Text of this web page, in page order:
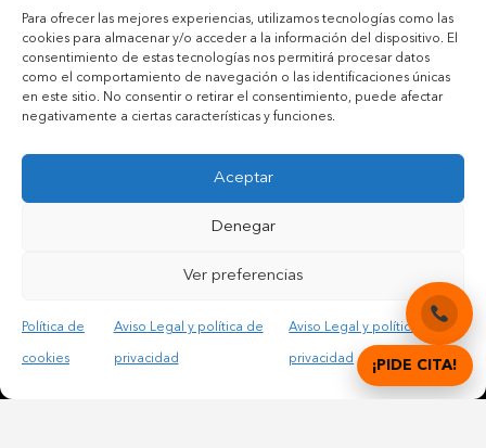
Para ofrecer las mejores experiencias, utilizamos tecnologías como las
cookies para almacenar y/o acceder a la información del dispositivo. El
consentimiento de estas tecnologías nos permitirá procesar datos
como el comportamiento de navegación o las identificaciones únicas
en este sitio. No consentir o retirar el consentimiento, puede afectar
negativamente a ciertas características y funciones.
Aceptar
Denegar
Ver preferencias
Política de
cookies
Aviso Legal y política de
privacidad
Aviso Legal y política de
privacidad
Contactar por teléfono móvil
Acepto las condiciones legales y la política de privacidad
¡PIDE CITA!